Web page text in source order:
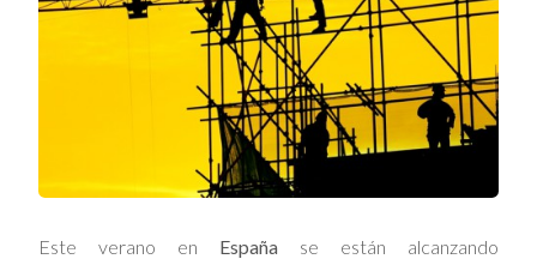
Este verano en España se están alcanzando